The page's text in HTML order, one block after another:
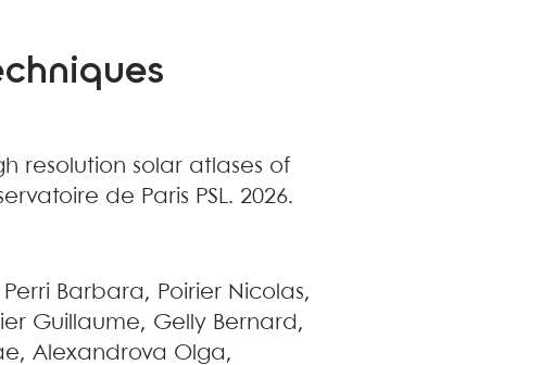
resolution solar atlases of
de Paris PSL. 2026.
Perri Barbara, Poirier Nicolas,
Guillaume, Gelly Bernard ,
,Alexandrova Olga,